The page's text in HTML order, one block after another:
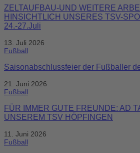
ZELTAUFBAU-UND WEITERE
HINSICHTLICH UNSERES TSV-
24.-27.Juli
13. Juli 2026
Fußball
Saisonabschlussfeier der Fußballer
21. Juni 2026
Fußball
FÜR IMMER GUTE FREUNDE: AD
UNSEREM TSV HÖPFINGEN
11. Juni 2026
Fußball